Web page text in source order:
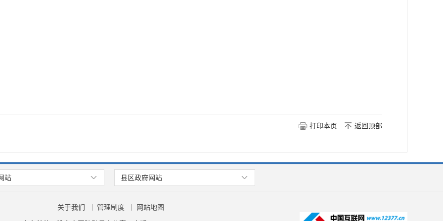
打印本页 返回顶部
站 县区政府网站
关于我们 管理制度 网站地图